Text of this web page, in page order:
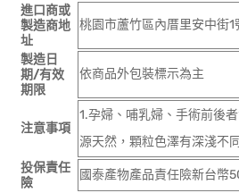
進口商或
製造商地
址
桃園市蘆竹區內厝里安中街1
製造日
期/有效
期限
依商品外包裝標示為主
注意事項
1.孕婦、哺乳婦、手術前後
源天然，顆粒色澤有深淺不
投保責任
險
國泰產物產品責任險新台幣